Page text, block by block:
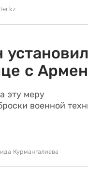
с
эту меру
военной
Курмангалиева